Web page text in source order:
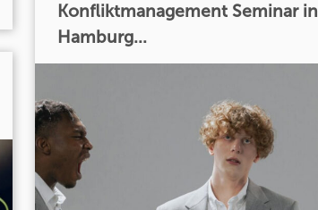
Konfliktmanagement Seminar in
Hamburg...